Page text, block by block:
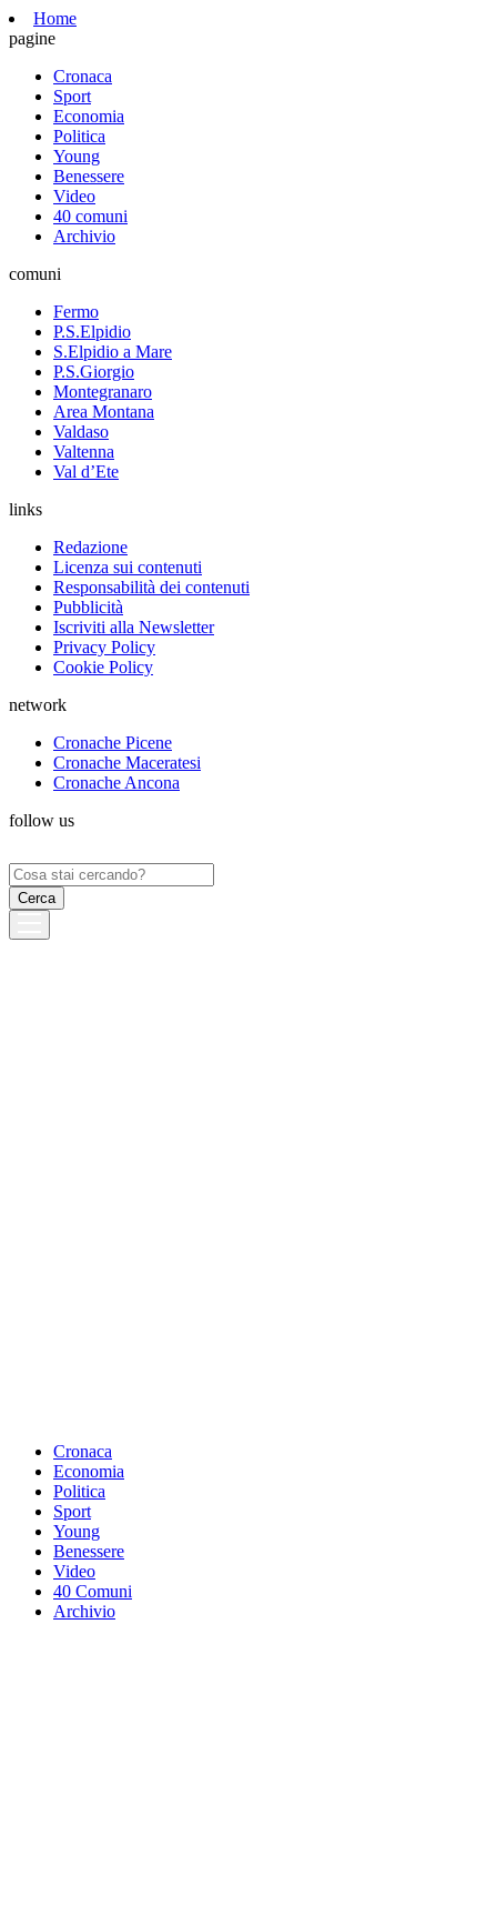
Home
pagine
Cronaca
Sport
Economia
Politica
Young
Benessere
Video
40 comuni
Archivio
comuni
Fermo
P.S.Elpidio
S.Elpidio a Mare
P.S.Giorgio
Montegranaro
Area Montana
Valdaso
Valtenna
Val d’Ete
links
Redazione
Licenza sui contenuti
Responsabilità dei contenuti
Pubblicità
Iscriviti alla Newsletter
Privacy Policy
Cookie Policy
network
Cronache Picene
Cronache Maceratesi
Cronache Ancona
follow us
Ricerca
per:
Cronaca
Economia
Politica
Sport
Young
Benessere
Video
40 Comuni
Archivio